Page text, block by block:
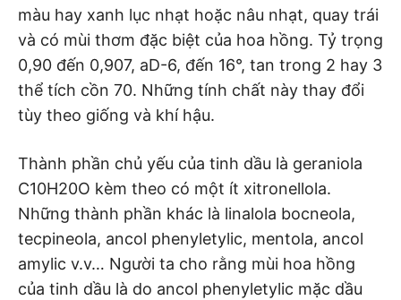
màu hay xanh lục nhạt hoặc nâu nhạt, quay trái
và có mùi thơm đặc biệt của hoa hồng. Tỷ trọng
0,90 đến 0,907, aD-6, đến 16°, tan trong 2 hay 3
thể tích cồn 70. Những tính chất này thay đổi
tùy theo giống và khí hậu.
Thành phần chủ yếu của tinh dầu là geraniola
C10H20O kèm theo có một ít xitronellola.
Những thành phần khác là linalola bocneola,
tecpineola, ancol phenyletylic, mentola, ancol
amylic v.v… Người ta cho rằng mùi hoa hồng
của tinh dầu là do ancol phenyletylic mặc dầu